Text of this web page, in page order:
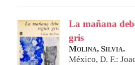
La mañana
gris
Molina, Silvia.
México, D. F.: